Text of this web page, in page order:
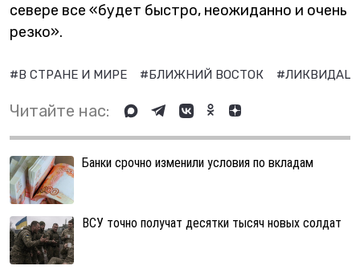
севере все «будет быстро, неожиданно и очень
резко».
#В СТРАНЕ И МИРЕ #БЛИЖНИЙ ВОСТОК
Читайте нас:
Банки срочно изменили условия по вкладам
ВСУ точно получат десятки тысяч новых солдат